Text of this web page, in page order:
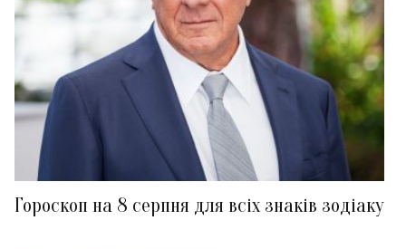
Гороскоп на 8 серпня для всіх знаків зодіаку